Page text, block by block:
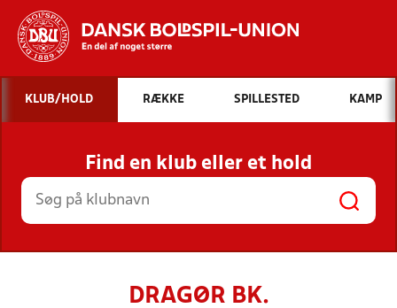
Hvad vil du søge efter?
INDHOLD OG NYHEDER
STILLINGER, RESULTATER, KLUBBER OG
HOLD
KLUB/HOLD RÆKKE SPILLESTED KAMP
Find en klub eller et hold
DRAGØR BK.